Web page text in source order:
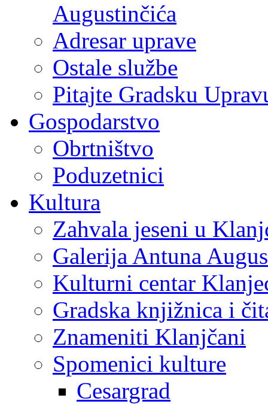
Augustinčića
Adresar uprave
Ostale službe
Pitajte Gradsku
Gospodarstvo
Obrtništvo
Poduzetnici
Kultura
Zahvala jeseni u
Galerija Antuna
Kulturni centar
Gradska knjižnica i
Znameniti Klanjčani
Spomenici kulture
Cesargrad